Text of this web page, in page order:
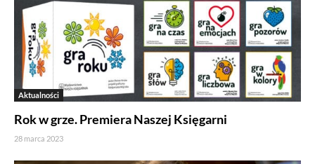
Aktualności
Rok w grze. Premiera Naszej Księgarni
28 marca 2023